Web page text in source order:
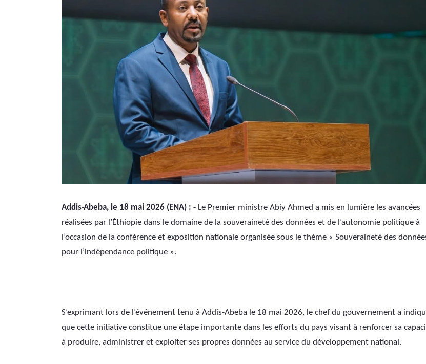
Addis-Abeba, le 18 mai 2026 (ENA) : - Le Premier ministre Abiy Ahmed a mis en lumière les avancées
réalisées par l’Éthiopie dans le domaine de la souveraineté des données et de l’autonomie politique à
l’occasion de la conférence et exposition nationale organisée sous le thème « Souveraineté des
pour l’indépendance politique ».
S’exprimant lors de l’événement tenu à Addis-Abeba le 18 mai 2026, le chef du gouvernement a
que cette initiative constitue une étape importante dans les efforts du pays visant à renforcer sa
à produire, administrer et exploiter ses propres données au service du développement national.